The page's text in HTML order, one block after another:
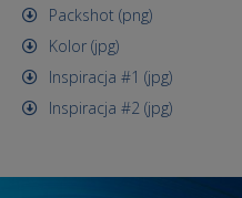
Packshot (png)
Kolor (jpg)
Inspiracja #1 (jpg)
Inspiracja #2 (jpg)